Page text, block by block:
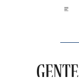
GENTE